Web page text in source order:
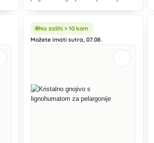
Na zalihi > 10 kom
Možete imati sutra, 07.08.